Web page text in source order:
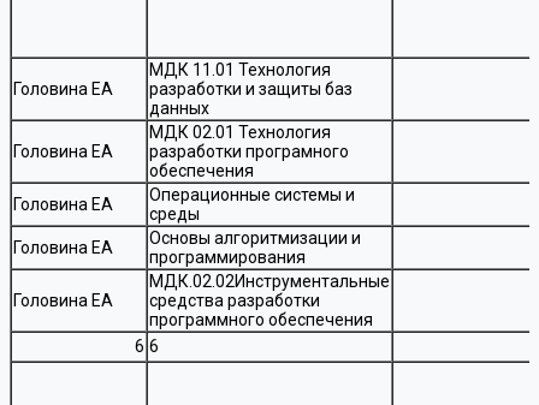
Головина ЕА
МДК 11.01 Технология
разработки и защиты баз
данных
Головина ЕА
МДК 02.01 Технология
разработки програмного
обеспечения
Головина ЕА
Операционные системы и
среды
Головина ЕА
Основы алгоритмизации и
программирования
Головина ЕА
МДК.02.02Инструментальные
средства разработки
программного обеспечения
6 6